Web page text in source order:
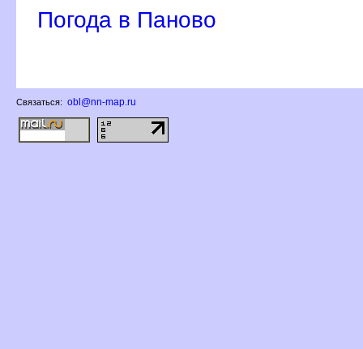
Погода в Паново
Связаться: obl@nn-map.ru